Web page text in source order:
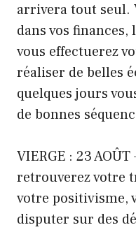
arrivera tout seul.
dans vos
vous effectuerez
réaliser de belles
quelques jours
de bonnes
VIERGE : 23
retrouverez votre
votre positivisme,
disputer sur des